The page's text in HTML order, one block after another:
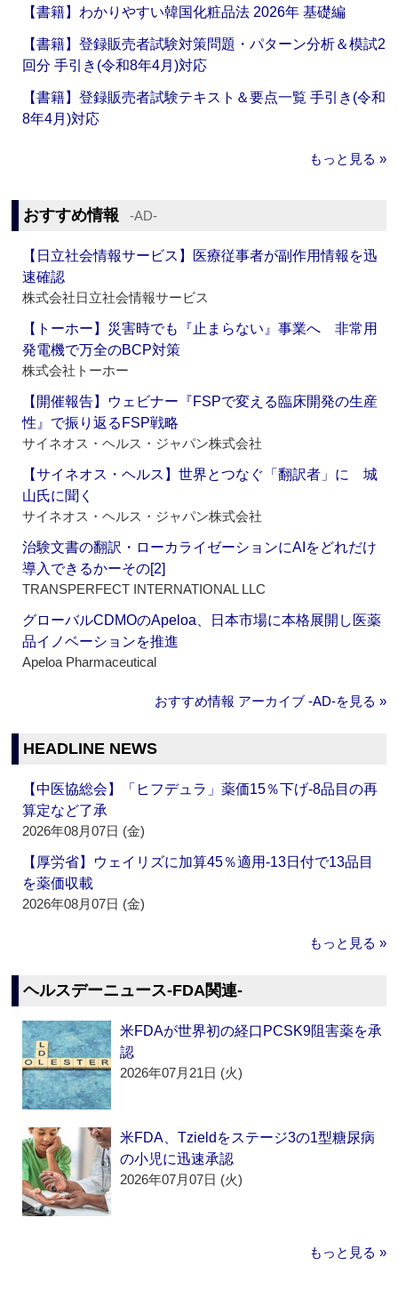
【書籍】わかりやすい韓国化粧品法 2026年 基礎編
【書籍】登録販売者試験対策問題・パターン分析＆模試2
回分 手引き(令和8年4月)対応
【書籍】登録販売者試験テキスト＆要点一覧 手引き(令和
8年4月)対応
もっと見る »
おすすめ情報 ‐AD‐
【日立社会情報サービス】医療従事者が副作用情報を迅
速確認
株式会社日立社会情報サービス
【トーホー】災害時でも『止まらない』事業へ 非常用
発電機で万全のBCP対策
株式会社トーホー
【開催報告】ウェビナー『FSPで変える臨床開発の生産
性』で振り返るFSP戦略
サイネオス・ヘルス・ジャパン株式会社
【サイネオス・ヘルス】世界とつなぐ「翻訳者」に 城
山氏に聞く
サイネオス・ヘルス・ジャパン株式会社
治験文書の翻訳・ローカライゼーションにAIをどれだけ
導入できるかーその[2]
TRANSPERFECT INTERNATIONAL LLC
グローバルCDMOのApeloa、日本市場に本格展開し医薬
品イノベーションを推進
Apeloa Pharmaceutical
おすすめ情報 アーカイブ ‐AD‐を見る »
HEADLINE NEWS
【中医協総会】「ヒフデュラ」薬価15％下げ‐8品目の再
算定など了承
2026年08月07日 (金)
【厚労省】ウェイリズに加算45％適用‐13日付で13品目
を薬価収載
2026年08月07日 (金)
もっと見る »
ヘルスデーニュース‐FDA関連‐
米FDAが世界初の経口PCSK9阻害薬を承
認
2026年07月21日 (火)
米FDA、Tzieldをステージ3の1型糖尿病
の小児に迅速承認
2026年07月07日 (火)
もっと見る »